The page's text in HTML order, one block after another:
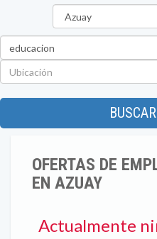
OFERTAS DE
EN AZUAY
Actualmente